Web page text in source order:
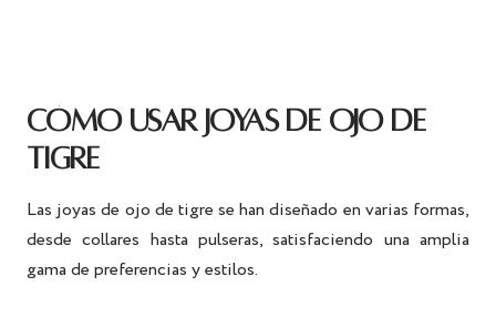
CÓMO USAR JOYAS DE OJO DE
TIGRE
Las joyas de ojo de tigre se han diseñado en varias formas,
desde collares hasta pulseras, satisfaciendo una amplia
gama de preferencias y estilos.